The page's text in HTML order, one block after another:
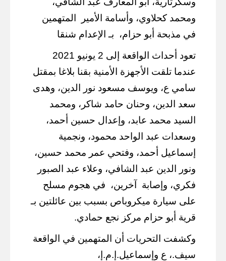
ومحمد كحلاوي، وأسامة الأمير
المتهمين
في مذبحة أبو حزام،
بـ الإعدام شنقا
تعود أحداث الواقعة إلى 2 يونيو 2021
عندما تلقت الأجهزة الأمنية بقنا بلاغا بمقتل
سامي ع، ويوسف مسعود نور الدين، وهدى
سعد الدين، وحنان حامد شاكر، ومحمد
السيد محمد عابد، وإعدال حسين أحمد،
وسعدات عبد الواحد محمود، ونجمية
إسماعيل أحمد، وفتحي عمر محمد حسين،
ونور الدين عبد الشافي، وعلاء عبد الصبور
فكري، وإصابة
آخرين،
في هجوم مسلح
على سيارة ميكروباص بسبب بين عائلتين بـ
قرية أبو حزام مركز نجع حمادي.
وكشفت التحريات أن المتهمين في الواقعة
سيف.، ع وإسماعيل.إ.م.إ،